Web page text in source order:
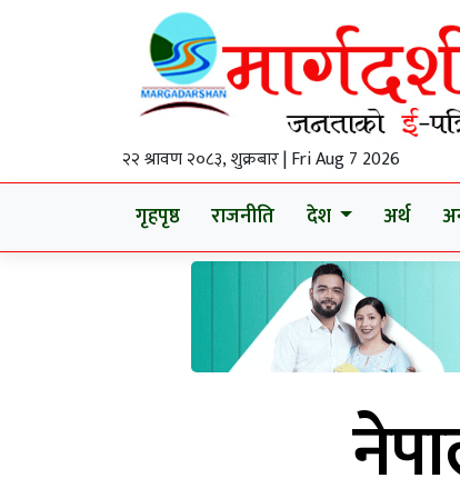
२२ श्रावण २०८३, शुक्रबार | Fri Aug 7 2026
गृहपृष्ठ राजनीति देश अर्थ